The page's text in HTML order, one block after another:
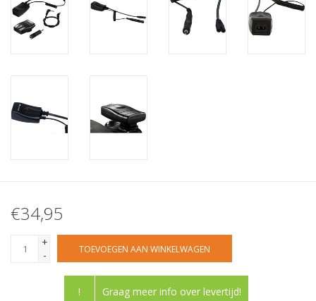
€34,95
+
-
TOEVOEGEN AAN WINKELWAGEN
! Graag meer info over levertijd!